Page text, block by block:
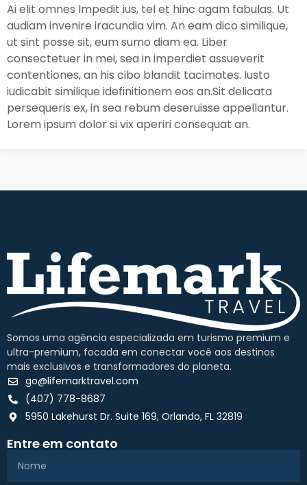
Ai elit omnes lmpedit ius, tel et hinc agam fabulas. Ut
audiam invenire iracundia vim. An eam dico similique,
ut sint posse sit, eum sumo diam ea. Liber
consectetuer in mei, sea in imperdiet assueverit
contentiones, an his cibo blandit tacimates. Iusto
iudicabit similique idefinitionem eos an.Sit delicata
persequeris ex, in sea rebum deseruisse appellantur.
Lorem ipsum dolor si vix aperiri consequat an.
Somos uma agência especializada em turismo premium e
ultra-premium, focada em conectar você aos destinos
mais exclusivos e transformadores do planeta.
go@lifemarktravel.com
(407) 778-8687
5950 Lakehurst Dr. Suite 169, Orlando, FL 32819
Entre em contato